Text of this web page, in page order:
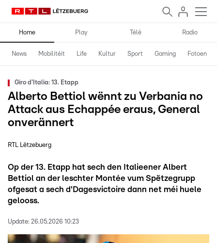
Home Play Télé Radio
News Mobilitéit Life Kultur Sport Gaming Fotoen
Giro d'Italia: 13. Etapp
Alberto Bettiol wënnt zu Verbania no
Attack aus Echappée eraus, General
onverännert
RTL Lëtzebuerg
Op der 13. Etapp hat sech den Italieener Albert
Bettiol an der leschter Montée vum Spëtzegrupp
ofgesat a sech d'Dagesvictoire dann net méi huele
gelooss.
Update: 26.05.2026 10:23